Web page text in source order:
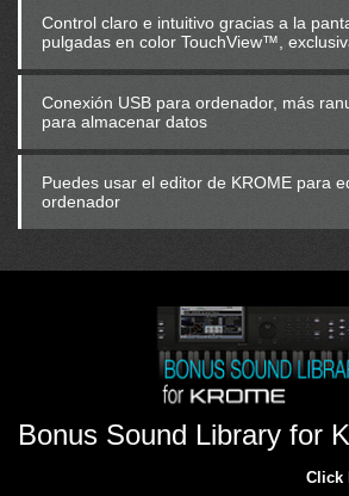
Control claro e intuitivo gracias a la
pulgadas en color TouchView™,
Conexión USB para ordenador, más
para almacenar datos
Puedes usar el editor de KROME para
ordenador
Bonus Sound Library for
Click